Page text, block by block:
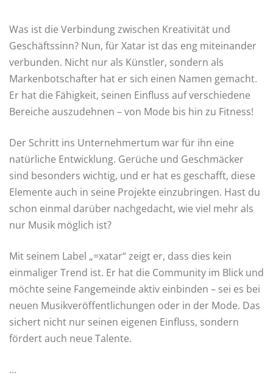
Was ist die Verbindung zwischen Kreativität und
Geschäftssinn? Nun, für Xatar ist das eng miteinander
verbunden. Nicht nur als Künstler, sondern als
Markenbotschafter hat er sich einen Namen gemacht.
Er hat die Fähigkeit, seinen Einfluss auf verschiedene
Bereiche auszudehnen – von Mode bis hin zu Fitness!
Der Schritt ins Unternehmertum war für ihn eine
natürliche Entwicklung. Gerüche und Geschmäcker
sind besonders wichtig, und er hat es geschafft, diese
Elemente auch in seine Projekte einzubringen. Hast du
schon einmal darüber nachgedacht, wie viel mehr als
nur Musik möglich ist?
Mit seinem Label „=xatar“ zeigt er, dass dies kein
einmaliger Trend ist. Er hat die Community im Blick und
möchte seine Fangemeinde aktiv einbinden – sei es bei
neuen Musikveröffentlichungen oder in der Mode. Das
sichert nicht nur seinen eigenen Einfluss, sondern
fördert auch neue Talente.
…